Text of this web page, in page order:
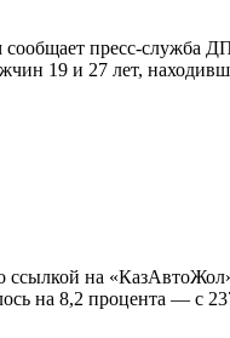
пресс-служба
19 и 27 лет,
ссылкой на
на 8,2 процента — с